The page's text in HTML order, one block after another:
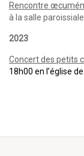
Rencontre
à la salle
2023
Concert des petits
18h00 en l’église